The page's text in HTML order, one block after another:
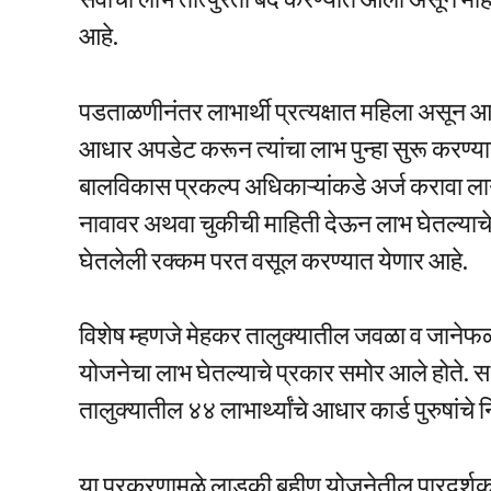
आहे.
पडताळणीनंतर लाभार्थी प्रत्यक्षात महिला
आधार अपडेट करून त्यांचा लाभ पुन्हा सुरू
बालविकास प्रकल्प अधिकाऱ्यांकडे अर्ज करावा
नावावर अथवा चुकीची माहिती देऊन लाभ
घेतलेली रक्कम परत वसूल करण्यात येणार आहे.
विशेष म्हणजे मेहकर तालुक्यातील जवळा व जानेफळ
योजनेचा लाभ घेतल्याचे प्रकार समोर आले होते.
तालुक्यातील ४४ लाभार्थ्यांचे आधार कार्ड
या प्रकरणामुळे लाडकी बहीण योजनेतील